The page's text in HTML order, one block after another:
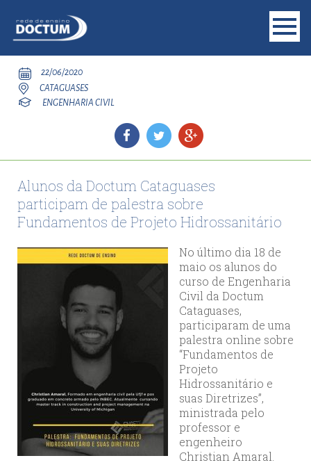
22/06/2020
CATAGUASES
ENGENHARIA CIVIL
Alunos da Doctum Cataguases
participam de palestra sobre
Fundamentos de Projeto Hidrossanitário
No último dia 18 de
maio os alunos do
curso de Engenharia
Civil da Doctum
Cataguases,
participaram de uma
palestra online sobre
“Fundamentos de
Projeto
Hidrossanitário e
suas Diretrizes”,
ministrada pelo
professor e
engenheiro
Christian Amaral.